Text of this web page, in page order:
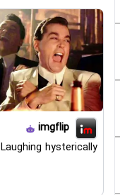
imgflip
Laughing hysterically